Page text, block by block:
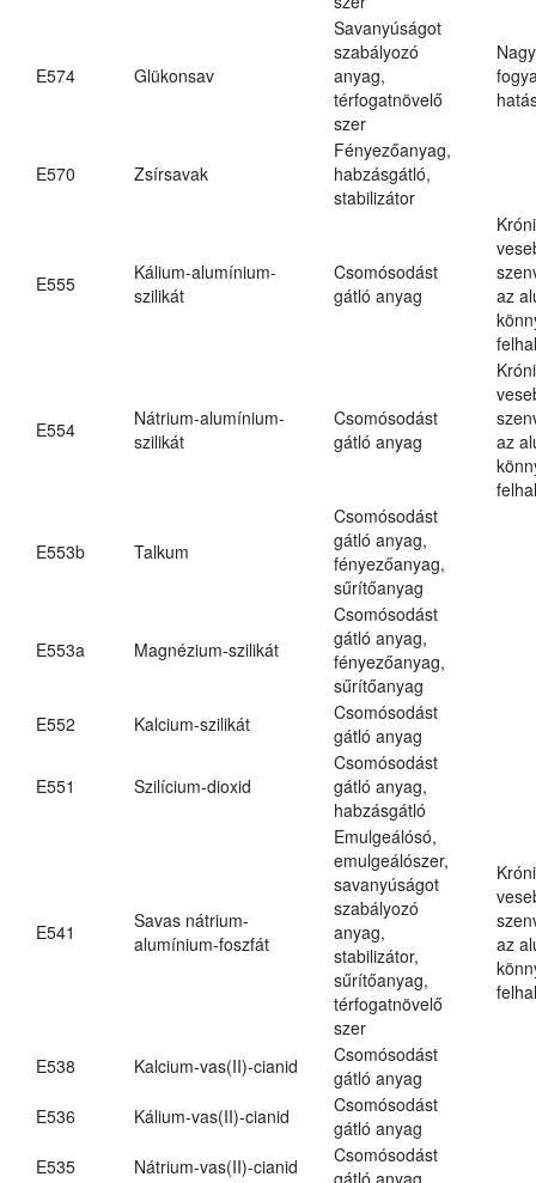
E574 Glükonsav
Savanyúságot
szabályozó
anyag,
térfogatnövelő
szer
E570 Zsírsavak
Fényezőanyag,
habzásgátló,
stabilizátor
E555
Kálium-alumínium-
szilikát
Csomósodást
gátló anyag
az
E554
Nátrium-alumínium-
szilikát
Csomósodást
gátló anyag
az
E553b Talkum
Csomósodást
gátló anyag,
fényezőanyag,
sűrítőanyag
E553a Magnézium-szilikát
Csomósodást
gátló anyag,
fényezőanyag,
sűrítőanyag
E552
Kalcium-szilikát
Csomósodást
gátló anyag
E551 Szilícium-dioxid
Csomósodást
gátló anyag,
habzásgátló
E541
Savas nátrium-
alumínium-foszfát
Emulgeálósó,
emulgeálószer,
savanyúságot
szabályozó
anyag,
stabilizátor,
sűrítőanyag,
térfogatnövelő
szer
az
E538 Kalcium-vas(II)-cianid
Csomósodást
gátló anyag
E536
Kálium-vas(II)-cianid
Csomósodást
gátló anyag
E535
Nátrium-vas(II)-cianid
Csomósodást
gátló anyag